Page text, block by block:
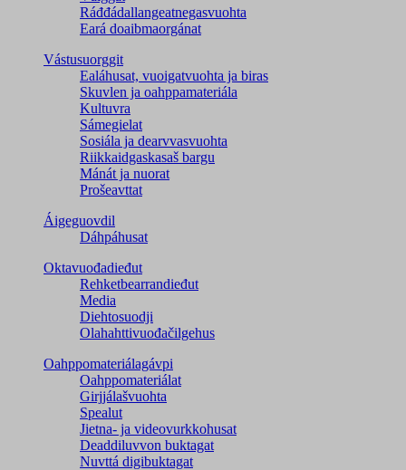
Ráđđádallangeatnegas­vuohta
Eará doaibmaorgánat
Vástusuorggit
Ealáhusat, vuoigatvuohta ja biras
Skuvlen ja oahppamateriála
Kultuvra
Sámegielat
Sosiála ja dearvvasvuohta
Riikkaidgaskasaš bargu
Mánát ja nuorat
Prošeavttat
Áigeguovdil
Dáhpáhusat
Oktavuođadieđut
Rehketbearrandieđut
Media
Diehtosuodji
Olahahttivuođačilgehus
Oahppomateriálagávpi
Oahppomateriálat
Girjjálašvuohta
Spealut
Jietna- ja videovurkkohusat
Deaddiluvvon buktagat
Nuvttá digibuktagat